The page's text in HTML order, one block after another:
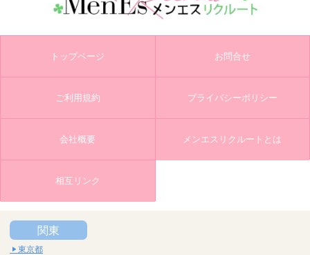
トップページ お問合せ
ご利用規約 プライバシーポリシー
会社概要 メンエスリクルートとは
相互リンク
関東
東京都